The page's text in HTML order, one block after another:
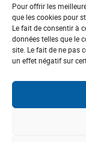
Pour offrir les
que les cookies pour
Le fait de consentir à
données telles que le
site. Le fait de ne pas
un effet négatif sur